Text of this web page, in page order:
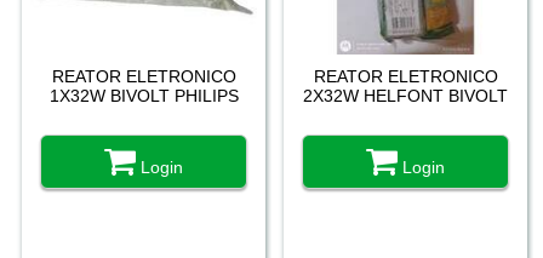
REATOR ELETRONICO
1X32W BIVOLT PHILIPS
Login
REATOR ELETRONICO
2X32W HELFONT BIVOLT
Login